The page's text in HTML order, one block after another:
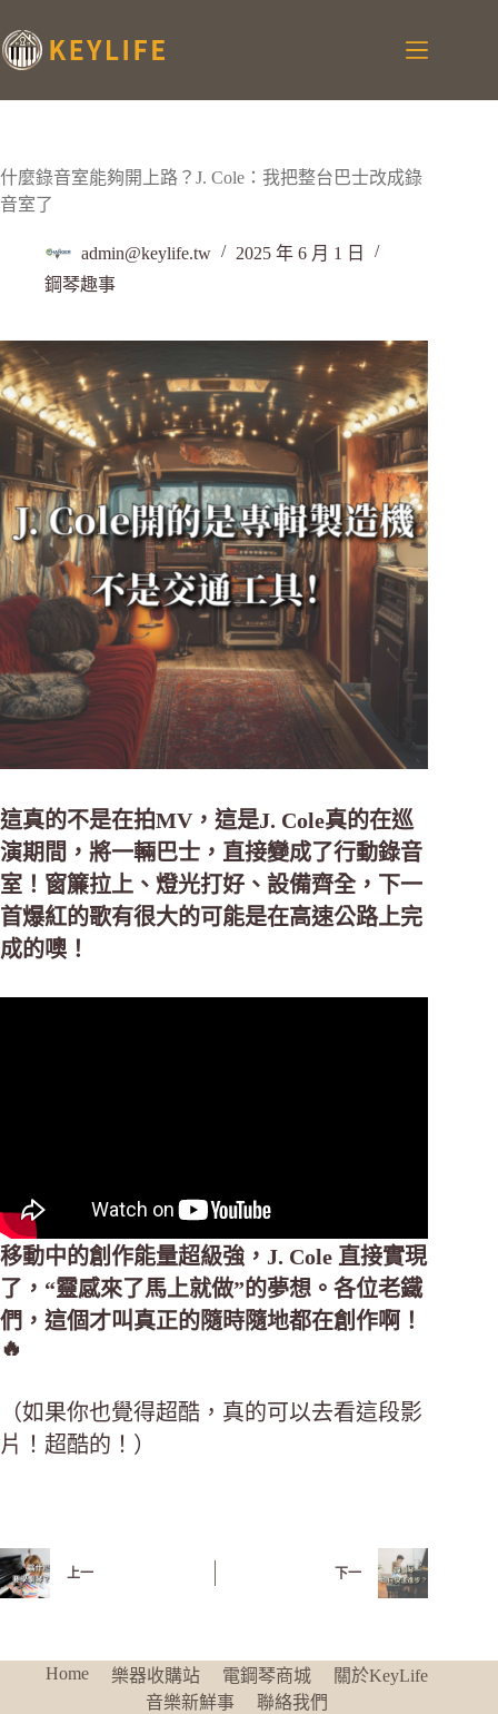
什麼錄音室能夠開上路？J. Cole：我把整台巴士改成錄
音室了
admin@keylife.tw
2025 年 6 月 1 日
鋼琴趣事
這真的不是在拍MV，這是J. Cole真的在巡
演期間，將一輛巴士，直接變成了行動錄音
室！窗簾拉上、燈光打好、設備齊全，下一
首爆紅的歌有很大的可能是在高速公路上完
成的噢！
移動中的創作能量超級強，J. Cole 直接實現
了，“靈感來了馬上就做”的夢想。各位老鐵
們，這個才叫真正的隨時隨地都在創作啊！
🔥
（如果你也覺得超酷，真的可以去看這段影
片！超酷的！）
上一 下一
Home 樂器收購站 電鋼琴商城
關於KeyLife
音樂新鮮事
聯絡我們